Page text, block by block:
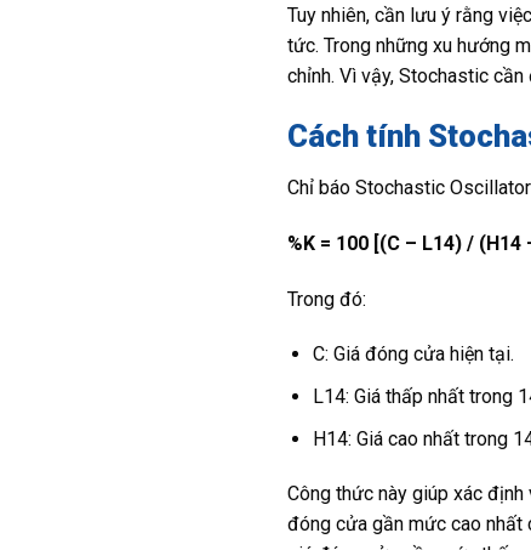
Tuy nhiên, cần lưu ý rằng
tức. Trong những xu hướng
chỉnh. Vì vậy, Stochastic
Cách tính
Chỉ báo Stochastic
%K = 100 [(C – L14) / (H14
Trong đó:
C: Giá đóng cửa hiện tại.
L14: Giá thấp nhất trong
H14: Giá cao nhất trong
Công thức này giúp xác
đóng cửa gần mức cao nhất